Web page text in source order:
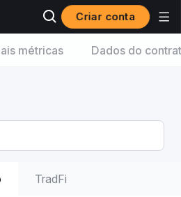
Criar conta
métricas Dados do
TradFi